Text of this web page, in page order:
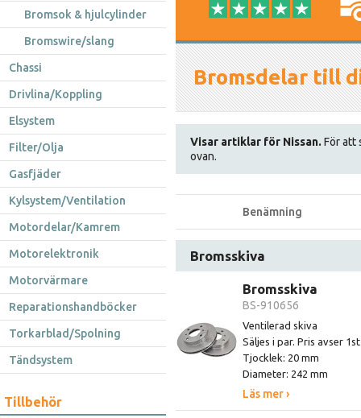
Bromsok & hjulcylinder
Bromswire/slang
Chassi
Drivlina/Koppling
Elsystem
Filter/Olja
Gasfjäder
Kylsystem/Ventilation
Motordelar/Kamrem
Motorelektronik
Motorvärmare
Reparationshandböcker
Torkarblad/Spolning
Tändsystem
Tillbehör
Bromsdelar till
Visar artiklar för Nissan. För att
ovan.
Benämning
Bromsskiva
Bromsskiva
BS-910656
Ventilerad skiva
Säljes i par. Pris avser
Tjocklek: 20 mm
Diameter: 242 mm
Läs mer ›